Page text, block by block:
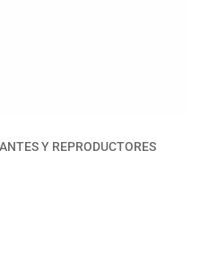
Y REPRODUCTORES